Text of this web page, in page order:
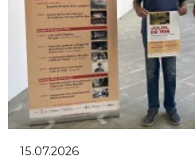
15.07.2026